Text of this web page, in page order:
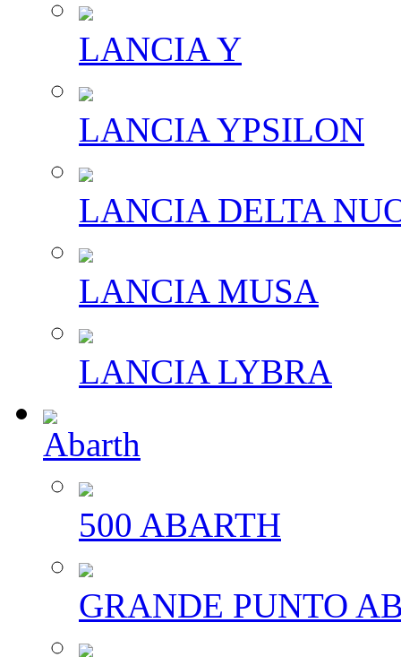
LANCIA Y
LANCIA YPSILON
LANCIA DELTA
LANCIA MUSA
LANCIA LYBRA
Abarth
500 ABARTH
GRANDE PUNTO